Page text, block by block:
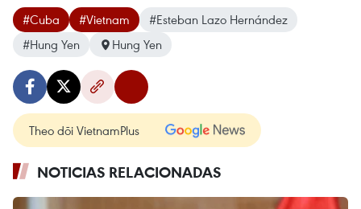
#Cuba #Vietnam
#Esteban Lazo Hernández
#Hung Yen
Hung Yen
Theo dõi VietnamPlus
NOTICIAS RELACIONADAS